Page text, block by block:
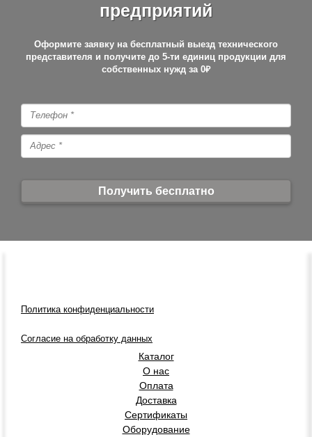
предприятий
Оформите заявку на бесплатный выезд технического
представителя и получите до 5-ти единиц продукции для
собственных нужд за 0₽
Политика конфиденциальности
Согласие на обработку данных
Каталог
О нас
Оплата
Доставка
Сертификаты
Оборудование